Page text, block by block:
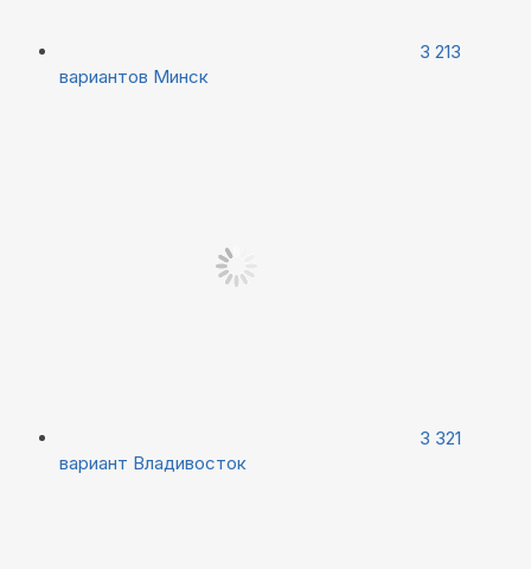
3 213
вариантов Минск
3 321
вариант Владивосток